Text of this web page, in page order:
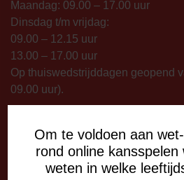
Om te voldoen aan
rond online kansspelen
weten in welke
Maandag: 09.00 – 17.00 uur
Dinsdag t/m vrijdag:
09.00 – 12.15 uur
13.00 – 17.00 uur
Op thuiswedstrijddagen geopend
09.00 uur).
Telefonisch bereikbaar op:
Dinsdag
09:00 - 12:15 uur